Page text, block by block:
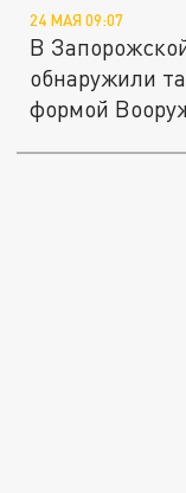
24 МАЯ 09:07
В
обнаружили
формой